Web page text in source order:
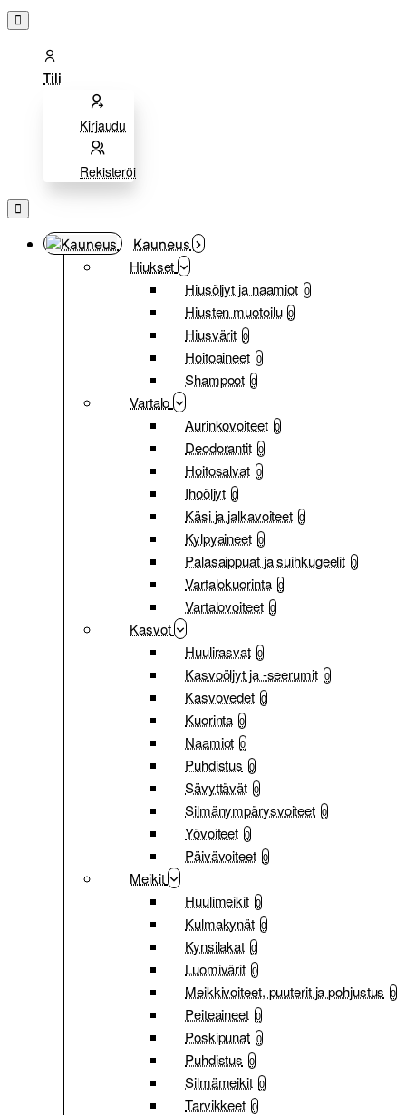
Tili
Kirjaudu
Rekisteröi
Kauneus
Hiukset
Hiusöljyt ja naamiot 0
Hiusten muotoilu 0
Hiusvärit 0
Hoitoaineet 0
Shampoot 0
Vartalo
Aurinkovoiteet 0
Deodorantit 0
Hoitosalvat 0
Ihoöljyt 0
Käsi ja jalkavoiteet 0
Kylpyaineet 0
Palasaippuat ja suihkugeelit 0
Vartalokuorinta 0
Vartalovoiteet 0
Kasvot
Huulirasvat 0
Kasvoöljyt ja -seerumit 0
Kasvovedet 0
Kuorinta 0
Naamiot 0
Puhdistus 0
Sävyttävät 0
Silmänympärysvoiteet 0
Yövoiteet 0
Päivävoiteet 0
Meikit
Huulimeikit 0
Kulmakynät 0
Kynsilakat 0
Luomivärit 0
Meikkivoiteet, puuterit ja pohjustus 0
Peiteaineet 0
Poskipunat 0
Puhdistus 0
Silmämeikit 0
Tarvikkeet 0